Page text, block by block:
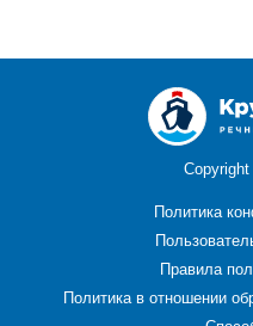
Политика
Правила
Политика в отношении